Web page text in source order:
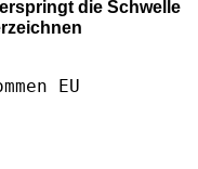
die Schwelle